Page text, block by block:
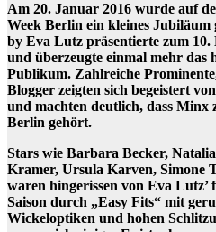
Am 20. Januar 2016 wurde auf
Week Berlin ein kleines
by Eva Lutz präsentierte zum 10.
und überzeugte einmal mehr das
Publikum. Zahlreiche
Blogger zeigten sich begeistert
und machten deutlich, dass Minx
Berlin gehört.
Stars wie Barbara Becker,
Kramer, Ursula Karven, Simone
waren hingerissen von Eva Lutz’
Saison durch „Easy Fits“ mit
Wickeloptiken und hohen